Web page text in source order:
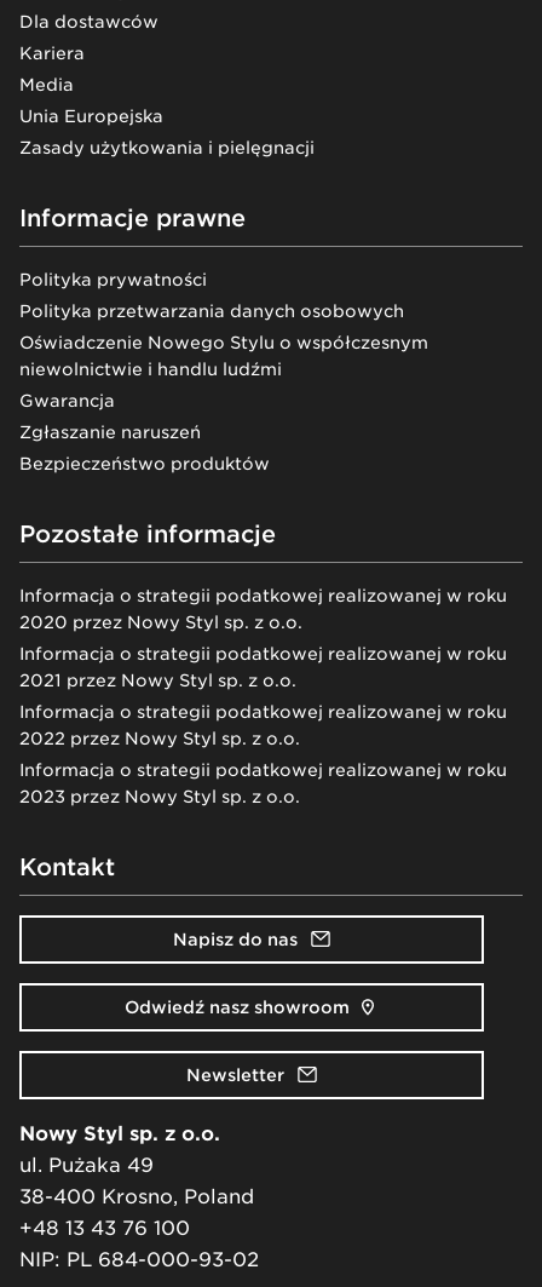
Dla dostawców
Kariera
Media
Unia Europejska
Zasady użytkowania i pielęgnacji
Informacje prawne
Polityka prywatności
Polityka przetwarzania danych osobowych
Oświadczenie Nowego Stylu o współczesnym
niewolnictwie i handlu ludźmi
Gwarancja
Zgłaszanie naruszeń
Bezpieczeństwo produktów
Pozostałe informacje
Informacja o strategii podatkowej realizowanej w roku
2020 przez Nowy Styl sp. z o.o.
Informacja o strategii podatkowej realizowanej w roku
2021 przez Nowy Styl sp. z o.o.
Informacja o strategii podatkowej realizowanej w roku
2022 przez Nowy Styl sp. z o.o.
Informacja o strategii podatkowej realizowanej w roku
2023 przez Nowy Styl sp. z o.o.
Kontakt
Napisz do nas
Odwiedź nasz showroom
Newsletter
Nowy Styl sp. z o.o.
ul. Pużaka 49
38-400 Krosno, Poland
+48 13 43 76 100
NIP: PL 684-000-93-02